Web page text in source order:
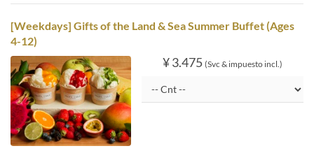
[Weekdays] Gifts of the Land & Sea Summer Buffet (Ages
4-12)
¥ 3.475 (Svc & impuesto incl.)